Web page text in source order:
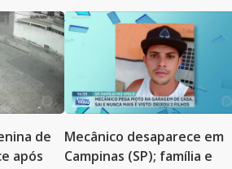
de
após
Mecânico desaparece em
Campinas (SP); família e